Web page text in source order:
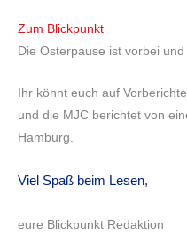
Zum Blickpunkt
Die Osterpause ist vorbei
Ihr könnt euch auf
und die MJC berichtet von
Hamburg.
Viel Spaß beim Lesen,
eure Blickpunkt Redaktion